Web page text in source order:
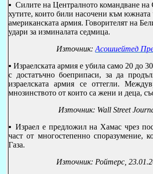
▪ Силите на Централното командване
хутите, които били насочени към южната
американската армия. Говорителят на
удари за изминалата седмица.
Източник: Асошиейтед
▪ Израелската армия е убила само 20 до
с достатъчно боеприпаси, за да
израелската армия се оттегли.
мнозинството от които са жени и деца,
Източник: Wall Street
▪ Израел е предложил на Хамас чрез
част от многостепенно споразумение,
Газа.
Източник: Ройтерс,